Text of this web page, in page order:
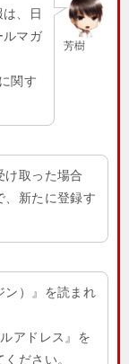
芳樹
、日
ルマガ
関す
け取った場合
、新たに登録す
ン）』を読まれ
アドレス』を
ださい。